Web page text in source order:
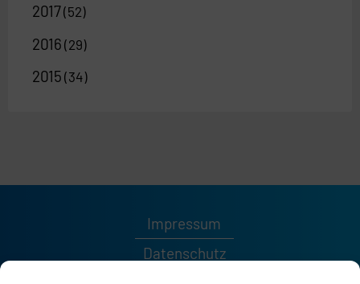
2017(52)
2016 (29)
2015 (34)
Impressum
Datenschutz